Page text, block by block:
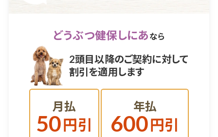
どうぶつ健保しにあなら
2頭目以降のご契約に対して
割引を適用します
月払
50円引
年払
600円引